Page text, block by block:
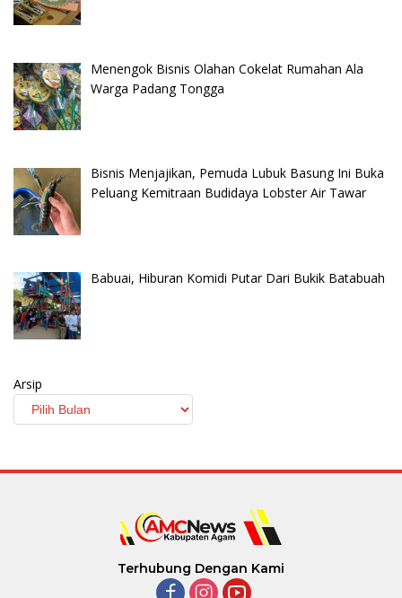
Menengok Bisnis Olahan Cokelat Rumahan Ala
Warga Padang Tongga
Bisnis Menjajikan, Pemuda Lubuk Basung Ini Buka
Peluang Kemitraan Budidaya Lobster Air Tawar
Babuai, Hiburan Komidi Putar Dari Bukik Batabuah
Arsip
Terhubung Dengan Kami